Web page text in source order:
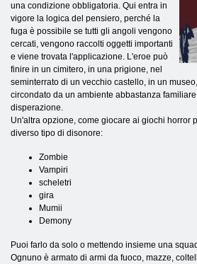
una condizione obbligatoria. Qui entra in
vigore la logica del pensiero, perché la
fuga è possibile se tutti gli angoli vengono
cercati, vengono raccolti oggetti importanti
e viene trovata l'applicazione. L'eroe può
finire in un cimitero, in una prigione, nel
seminterrato di un vecchio castello, in un
circondato da un ambiente abbastanza
disperazione.
Un'altra opzione, come giocare ai giochi horror
diverso tipo di disonore:
Zombie
Vampiri
scheletri
gira
Mumii
Demony
Puoi farlo da solo o mettendo insieme una
Ognuno è armato di armi da fuoco, mazze,